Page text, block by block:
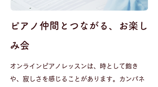
​ピアノ仲間とつながる、お楽し
み会
オンラインピアノレッスンは、時として飽き
や、寂しさを感じることがあります。カンパネ